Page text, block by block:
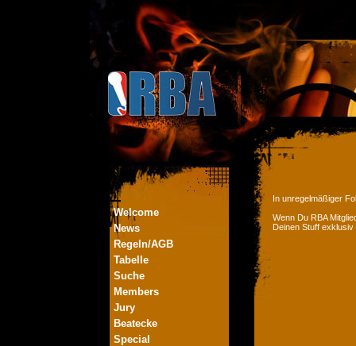
Welcome
News
Regeln/AGB
Tabelle
Suche
Members
Jury
Beatecke
Special
In unregelmäßiger
Wenn Du RBA
Deinen Stuff